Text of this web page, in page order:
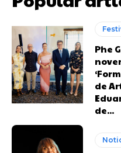
Phe
de
de...